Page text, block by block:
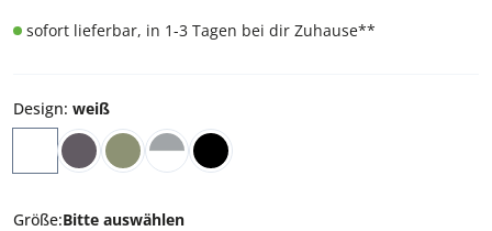
sofort lieferbar, in 1-3 Tagen bei dir Zuhause**
Design: weiß
Größe:Bitte auswählen